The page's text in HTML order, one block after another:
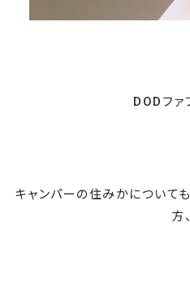
DODファ
キャンパーの住みかについて
方、